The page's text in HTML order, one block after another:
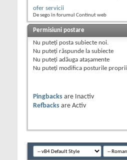
ofer servicii
De sego în forumul Continut web
Permisiuni postare
Nu puteţi posta subiecte noi.
Nu puteţi răspunde la subiecte
Nu puteţi adăuga ataşamente
Nu puteţi modifica posturile proprii
Pingbacks are
Inactiv
Refbacks are Activ